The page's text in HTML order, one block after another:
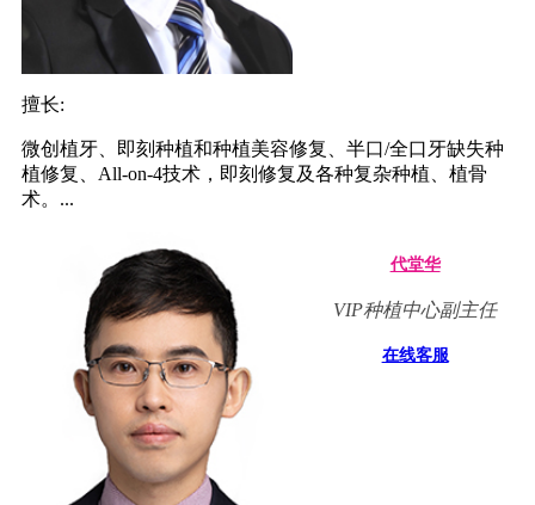
擅长:
微创植牙、即刻种植和种植美容修复、半口/全口牙缺失种
植修复、All-on-4技术，即刻修复及各种复杂种植、植骨
术。...
代堂华
VIP种植中心副主任
在线客服